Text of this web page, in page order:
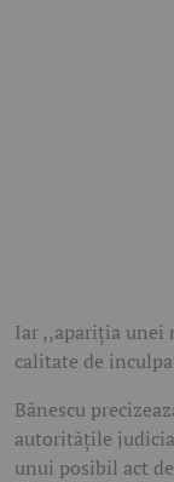
Iar ,,apariţia unei
calitate de
Bănescu
autorităţile
unui posibil act